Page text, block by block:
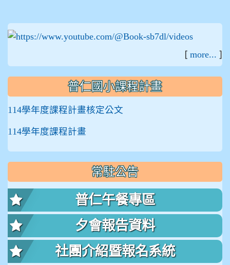
[ more... ]
普仁國小課程計畫
114學年度課程計畫核定公文
114學年度課程計畫
常駐公告
普仁午餐專區
夕會報告資料
社團介紹暨報名系統